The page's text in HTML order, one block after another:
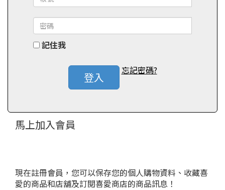
記住我
登入
忘記密碼?
馬上加入會員
現在註冊會員，您可以保存您的個人購物資料、收藏喜
愛的商品和店舖及訂閱喜愛商店的商品訊息！